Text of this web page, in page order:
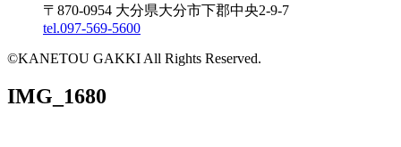
〒870-0954 大分県大分市下郡中央2-9-7
tel.097-569-5600
©KANETOU GAKKI All Rights Reserved.
IMG_1680